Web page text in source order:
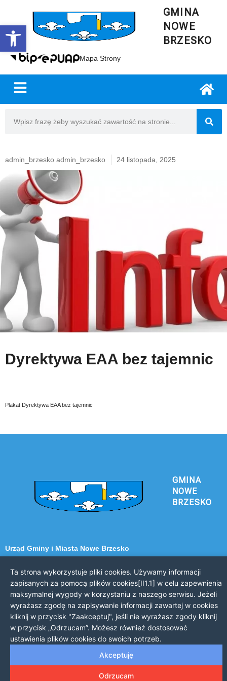
Open toolbar
GMINA
NOWE
BRZESKO
Mapa Strony
admin_brzesko admin_brzesko 24 listopada, 2025
Dyrektywa EAA bez tajemnic
Plakat Dyrektywa EAA bez tajemnic
GMINA
NOWE
BRZESKO
Urząd Gminy i Miasta Nowe Brzesko
32-120 Nowe Brzesko
ul. Krakowska 44
KONTAKT Z URZĘDEM
Telefon: 12 385 20 94
Faks: 12 385 03 55
Email: sekretariat@nowe-brzesko.pl
GODZINY PRACY
Ta strona wykorzystuje pliki cookies. Używamy informacji
zapisanych za pomocą plików cookies[II1.1] w celu zapewnienia
maksymalnej wygody w korzystaniu z naszego serwisu. Jeżeli
wyrażasz zgodę na zapisywanie informacji zawartej w cookies
kliknij w przycisk "Zaakceptuj", jeśli nie wyrażasz zgody kliknij
w przycisk „Odrzucam”. Możesz również dostosować
ustawienia plików cookies do swoich potrzeb.
Akceptuję
Odrzucam